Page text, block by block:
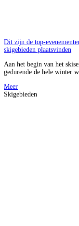
Dit zijn de top-
skigebieden plaatsvinden
Aan het begin van het
gedurende de hele winter
Meer
Skigebieden